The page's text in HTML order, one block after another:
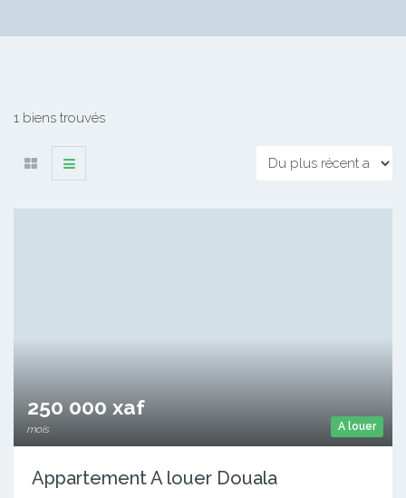
1 biens trouvés
A louer
250 000 xaf
mois
Appartement A louer Douala